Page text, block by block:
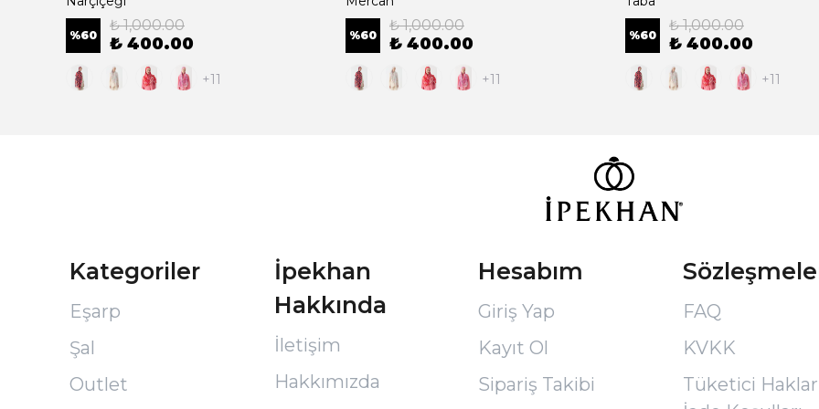
%60
₺ 1,000.00
₺ 400.00
+11
%60
₺ 1,000.00
₺ 400.00
+11
%60
₺ 1,000.00
₺ 400.00
+11
Kategoriler
Eşarp
Şal
Outlet
İpekhan
Hakkında
İletişim
Hakkımızda
Hesabım
Giriş Yap
Kayıt Ol
Sipariş Takibi
FAQ
KVKK
Tüketici